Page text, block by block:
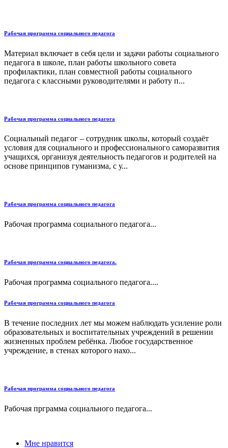
Рабочая программа социального педагога
Материал включает в себя цели и задачи работы социального
педагога в школе, план работы школьного совета
профилактики, план совместной работы социального
педагога с классными руководителями и работу п...
Рабочая программа социального педагога
Социальный педагог – сотрудник школы, который создаёт
условия для социального и профессионального саморазвития
учащихся, организуя деятельность педагогов и родителей на
основе принципов гуманизма, с у...
Рабочая программа социального педагога
Рабочая программа социального педагога...
Рабочая программа социального педагога.
Рабочая программа социального педагога....
Рабочая программа социального педагога
В течение последних лет мы можем наблюдать усиление роли
образовательных и воспитательных учреждений в решении
жизненных проблем ребёнка. Любое государственное
учреждение, в стенах которого нахо...
Рабочая программа социального педагога
Рабочая прграмма социального педагога...
Мне нравится